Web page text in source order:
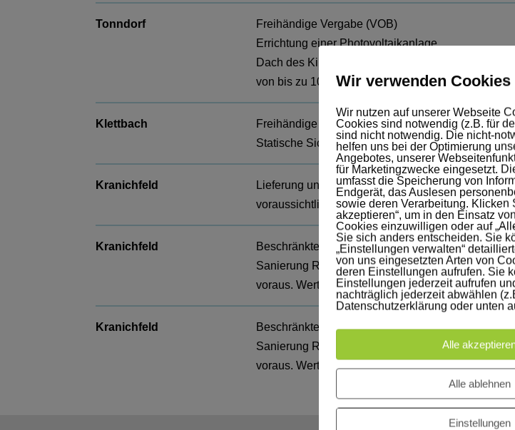
Tonndorf
Freihändige Vergabe (VOB)
Errichtung einer Photovoltaikanlage
Dach des Kindergartens Tonndorf
von bis zu 10 kwp
Klettbach
Freihändige Vergabe
Statische Sicherung Bockwindmühle 28.000 €
Kranichfeld
Lieferung und Montage von Spielgeräten/
voraussichtlicher Wert 33.500 € netto
Kranichfeld
Beschränkte Ausschreibung ohne öffentlichen
Sanierung Ringmauer/Rosengarten BA1/Los
voraus. Wert 360.000 € netto
Kranichfeld
Beschränkte Ausschreibung ohne öffentlichen
Sanierung Ringmauer/Rosengarten BA2/Los
voraus. Wert 273.000 € netto KB
Wir verwenden Cookies
Wir nutzen auf unserer Webseite
Cookies sind notwendig (z.B. für
sind nicht notwendig. Die nicht-
helfen uns bei der Optimierung
Angebotes, unserer
für Marketingzwecke eingesetzt.
umfasst die Speicherung von
Endgerät, das Auslesen
sowie deren Verarbeitung. Klicken
akzeptieren“, um in den Einsatz
Cookies einzuwilligen oder auf
Sie sich anders entscheiden. Sie
„Einstellungen verwalten“
von uns eingesetzten Arten von
deren Einstellungen aufrufen. Sie
Einstellungen jederzeit aufrufen
nachträglich jederzeit abwählen
Datenschutzerklärung oder unten
Alle
Alle ablehnen
Einstellungen